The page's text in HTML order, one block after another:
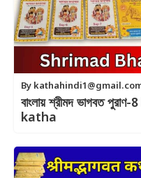
By
বাংলায় শ্রীমদ ভাগবত
katha